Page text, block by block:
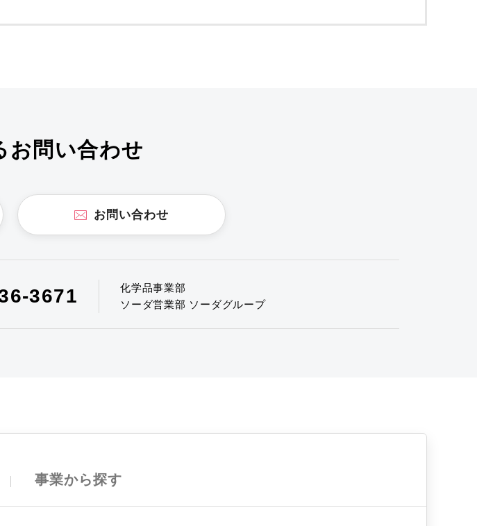
お問い合わせ
お問い合わせ
3671
化学品事業部
ソーダ営業部 ソーダグループ
事業から探す